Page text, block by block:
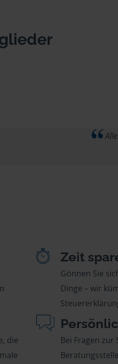
Zeit
Gönnen Sie
Dinge – wir
die
Bei Fragen zur